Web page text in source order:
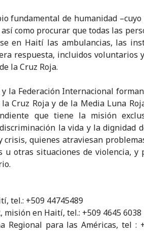
fundamental de humanidad
como procurar que todas las
en Haití las ambulancias, las
respuesta, incluidos voluntarios
la Cruz Roja.
y la Federación Internacional
Cruz Roja y de la Media Luna
que tiene la misión
la vida y la dignidad
crisis, quienes atraviesan
u otras situaciones de violencia, y
tel.: +509 44745489
misión en Haití, tel.: +509 4645 6038
Regional para las Américas, tel :